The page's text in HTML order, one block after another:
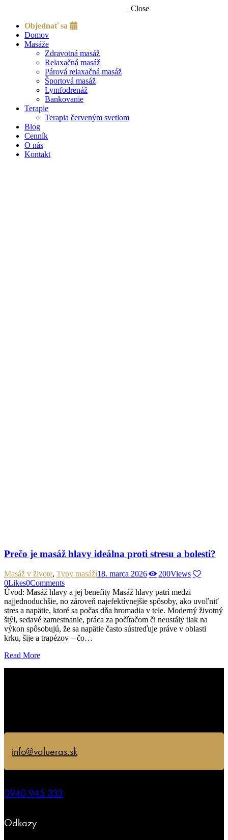
Close
Objednať sa
Domov
Masáže
Zdravotná masáž
Relaxačná masáž
Párová relaxačná masáž
Športová masáž
Lymfodrenáž
Bankovanie
Terapie
Terapia červeným svetlom
Blog
Cenník
O nás
Kontakt
Prečo je masáž hlavy ideálna proti stresu a bolesti?
Masáž v živote, Typy masáží18. marca 2026 200Views
0Likes0Comments
Úvod: Masáž hlavy a jej benefity Masáž hlavy patrí medzi
najjednoduchšie, no zároveň najefektívnejšie spôsoby, ako uvoľniť
stres a napätie, ktoré sa počas dňa hromadia v tele. Moderný životný
štýl, sedavé zamestnanie, práca za počítačom či neustály tlak na
výkon spôsobujú, že sa napätie často sústreďuje práve v oblasti
krku, šije a trapézov – čo…
Read More
info@valueras.sk
0940 945 333
Odkazy